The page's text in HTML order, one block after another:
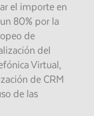
el importe en
80% por la
de
del
Virtual,
de CRM
de las